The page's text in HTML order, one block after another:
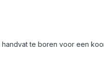
te boren voor een